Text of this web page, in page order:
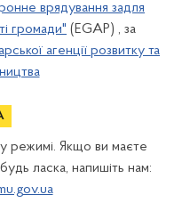
врядування задля
громади" (EGAP) , за
агенції розвитку та
режимі. Якщо ви маєте
ласка, напишіть нам: